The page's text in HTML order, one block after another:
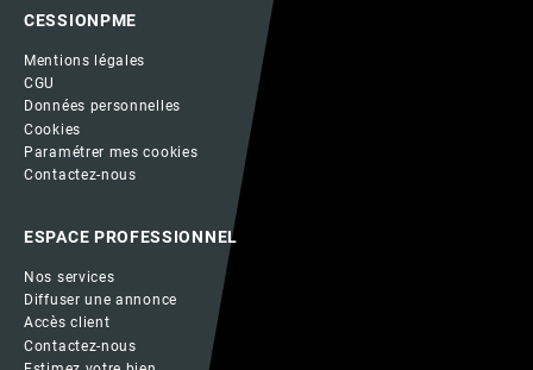
CESSIONPME
Mentions légales
CGU
Données personnelles
Cookies
Paramétrer mes cookies
Contactez-nous
ESPACE PROFESSIONNEL
Nos services
Diffuser une annonce
Accès client
Contactez-nous